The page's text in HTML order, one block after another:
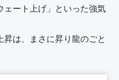
ェート上げ」といった強気
は、まさに昇り龍のごと